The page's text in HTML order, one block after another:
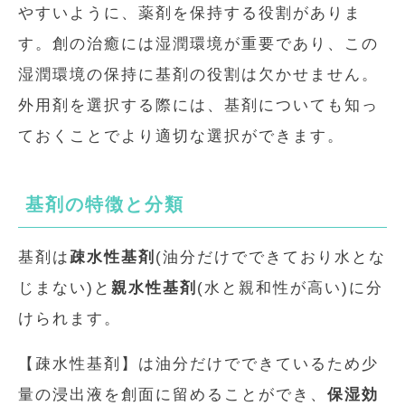
やすいように、薬剤を保持する役割がありま
す。創の治癒には湿潤環境が重要であり、この
湿潤環境の保持に基剤の役割は欠かせません。
外用剤を選択する際には、基剤についても知っ
ておくことでより適切な選択ができます。
基剤の特徴と分類
基剤は疎水性基剤 (油分だけでできており水とな
じまない)と 親水性基剤 (水と親和性が高い)に分
けられます。
【疎水性基剤】は油分だけでできているため少
量の浸出液を創面に留めることができ、 保湿効